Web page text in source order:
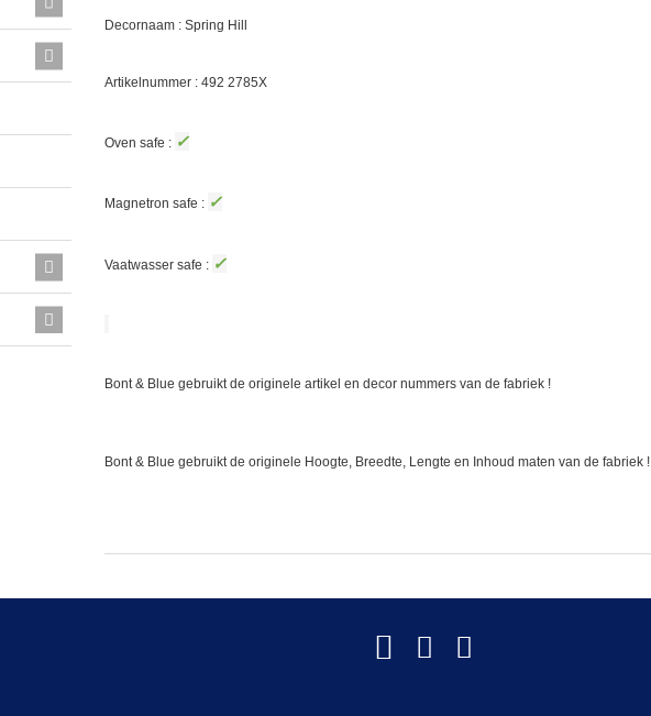
Decornaam : Spring Hill
Artikelnummer : 492 2785X
Oven safe : ✓
Magnetron safe : ✓
Vaatwasser safe : ✓
Bont & Blue gebruikt de originele artikel en decor nummers van de fabriek !
Bont & Blue gebruikt de originele Hoogte, Breedte, Lengte en Inhoud maten van de fabriek !